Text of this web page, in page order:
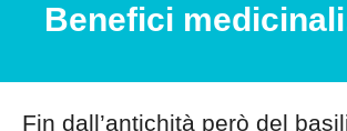
Benefici
Fin dall’antichità però del